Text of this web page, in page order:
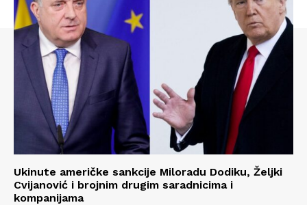
Info
O nama
Kontakt
Impressum
Ukinute američke sankcije Miloradu Dodiku, Željki
Cvijanović i brojnim drugim saradnicima i
kompanijama